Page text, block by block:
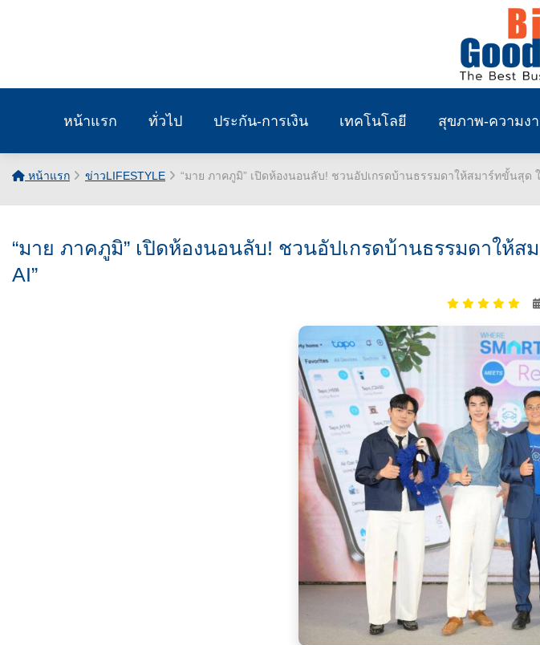
หน้าแรก ทั่วไป ประกัน-การเงิน เทคโนโลยี สุขภาพ-ความง
หน้าแรก ข่าวLIFESTYLE “มาย ภาคภูมิ” เปิดห้องนอนลับ! ชวนอัปเกรดบ้านธรรมดาให้สมาร์ทขั้นสุด ใ
“มาย ภาคภูมิ” เปิดห้องนอนลับ! ชวนอัปเกรดบ้านธรรมดาให้ส
AI”